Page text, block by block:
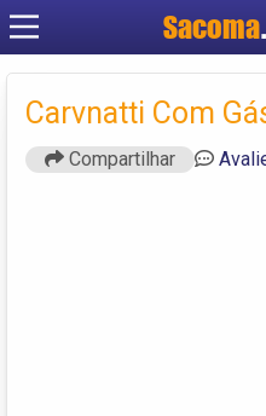
Sacoma
Carvnatti Com
Compartilhar